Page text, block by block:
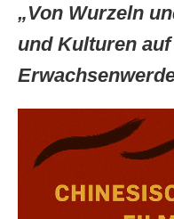
„Von Wurzeln
und Kulturen